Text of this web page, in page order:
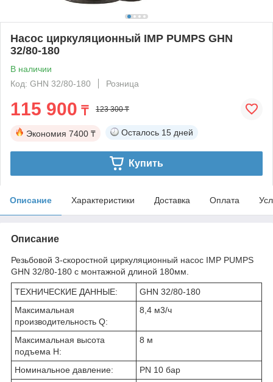
Насос циркуляционный IMP PUMPS GHN
32/80-180
В наличии
Код: GHN 32/80-180
Розница
115 900 ₸ 123 300 ₸
Экономия 7400 ₸ Осталось 15 дней
Купить
Описание Характеристики Доставка Оплата
Описание
Резьбовой 3-скоростной циркуляционный насос IMP PUMPS
GHN 32/80-180 с монтажной длиной 180мм.
ТЕХНИЧЕСКИЕ ДАННЫЕ:
GHN 32/80-180
Максимальная
производительность Q:
8,4 м3/ч
Максимальная высота
подъема H:
8 м
Номинальное давление:
PN 10 бар